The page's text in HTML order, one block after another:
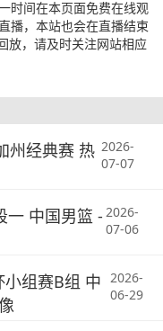
时间在本页面免费在线观
播，本站也会在直播结束
放，请及时关注网站相应
州经典赛 热 2026-
07-07
一 中国男篮 - 2026-
07-06
组赛B组 中 2026-
06-29